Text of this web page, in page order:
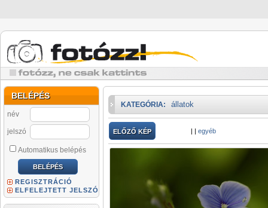
BELÉPÉS
név
jelszó
Automatikus belépés
REGISZTRÁCIÓ
ELFELEJTETT JELSZÓ
KATEGÓRIA: állatok
ELŐZŐ KÉP | | egyéb